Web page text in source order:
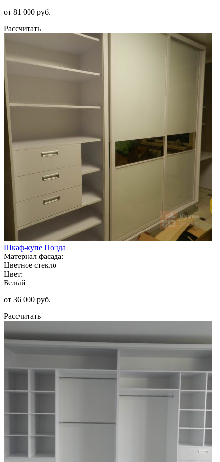
от 81 000 руб.
Рассчитать
Шкаф-купе Понда
Материал фасада:
Цветное стекло
Цвет:
Белый
от 36 000 руб.
Рассчитать